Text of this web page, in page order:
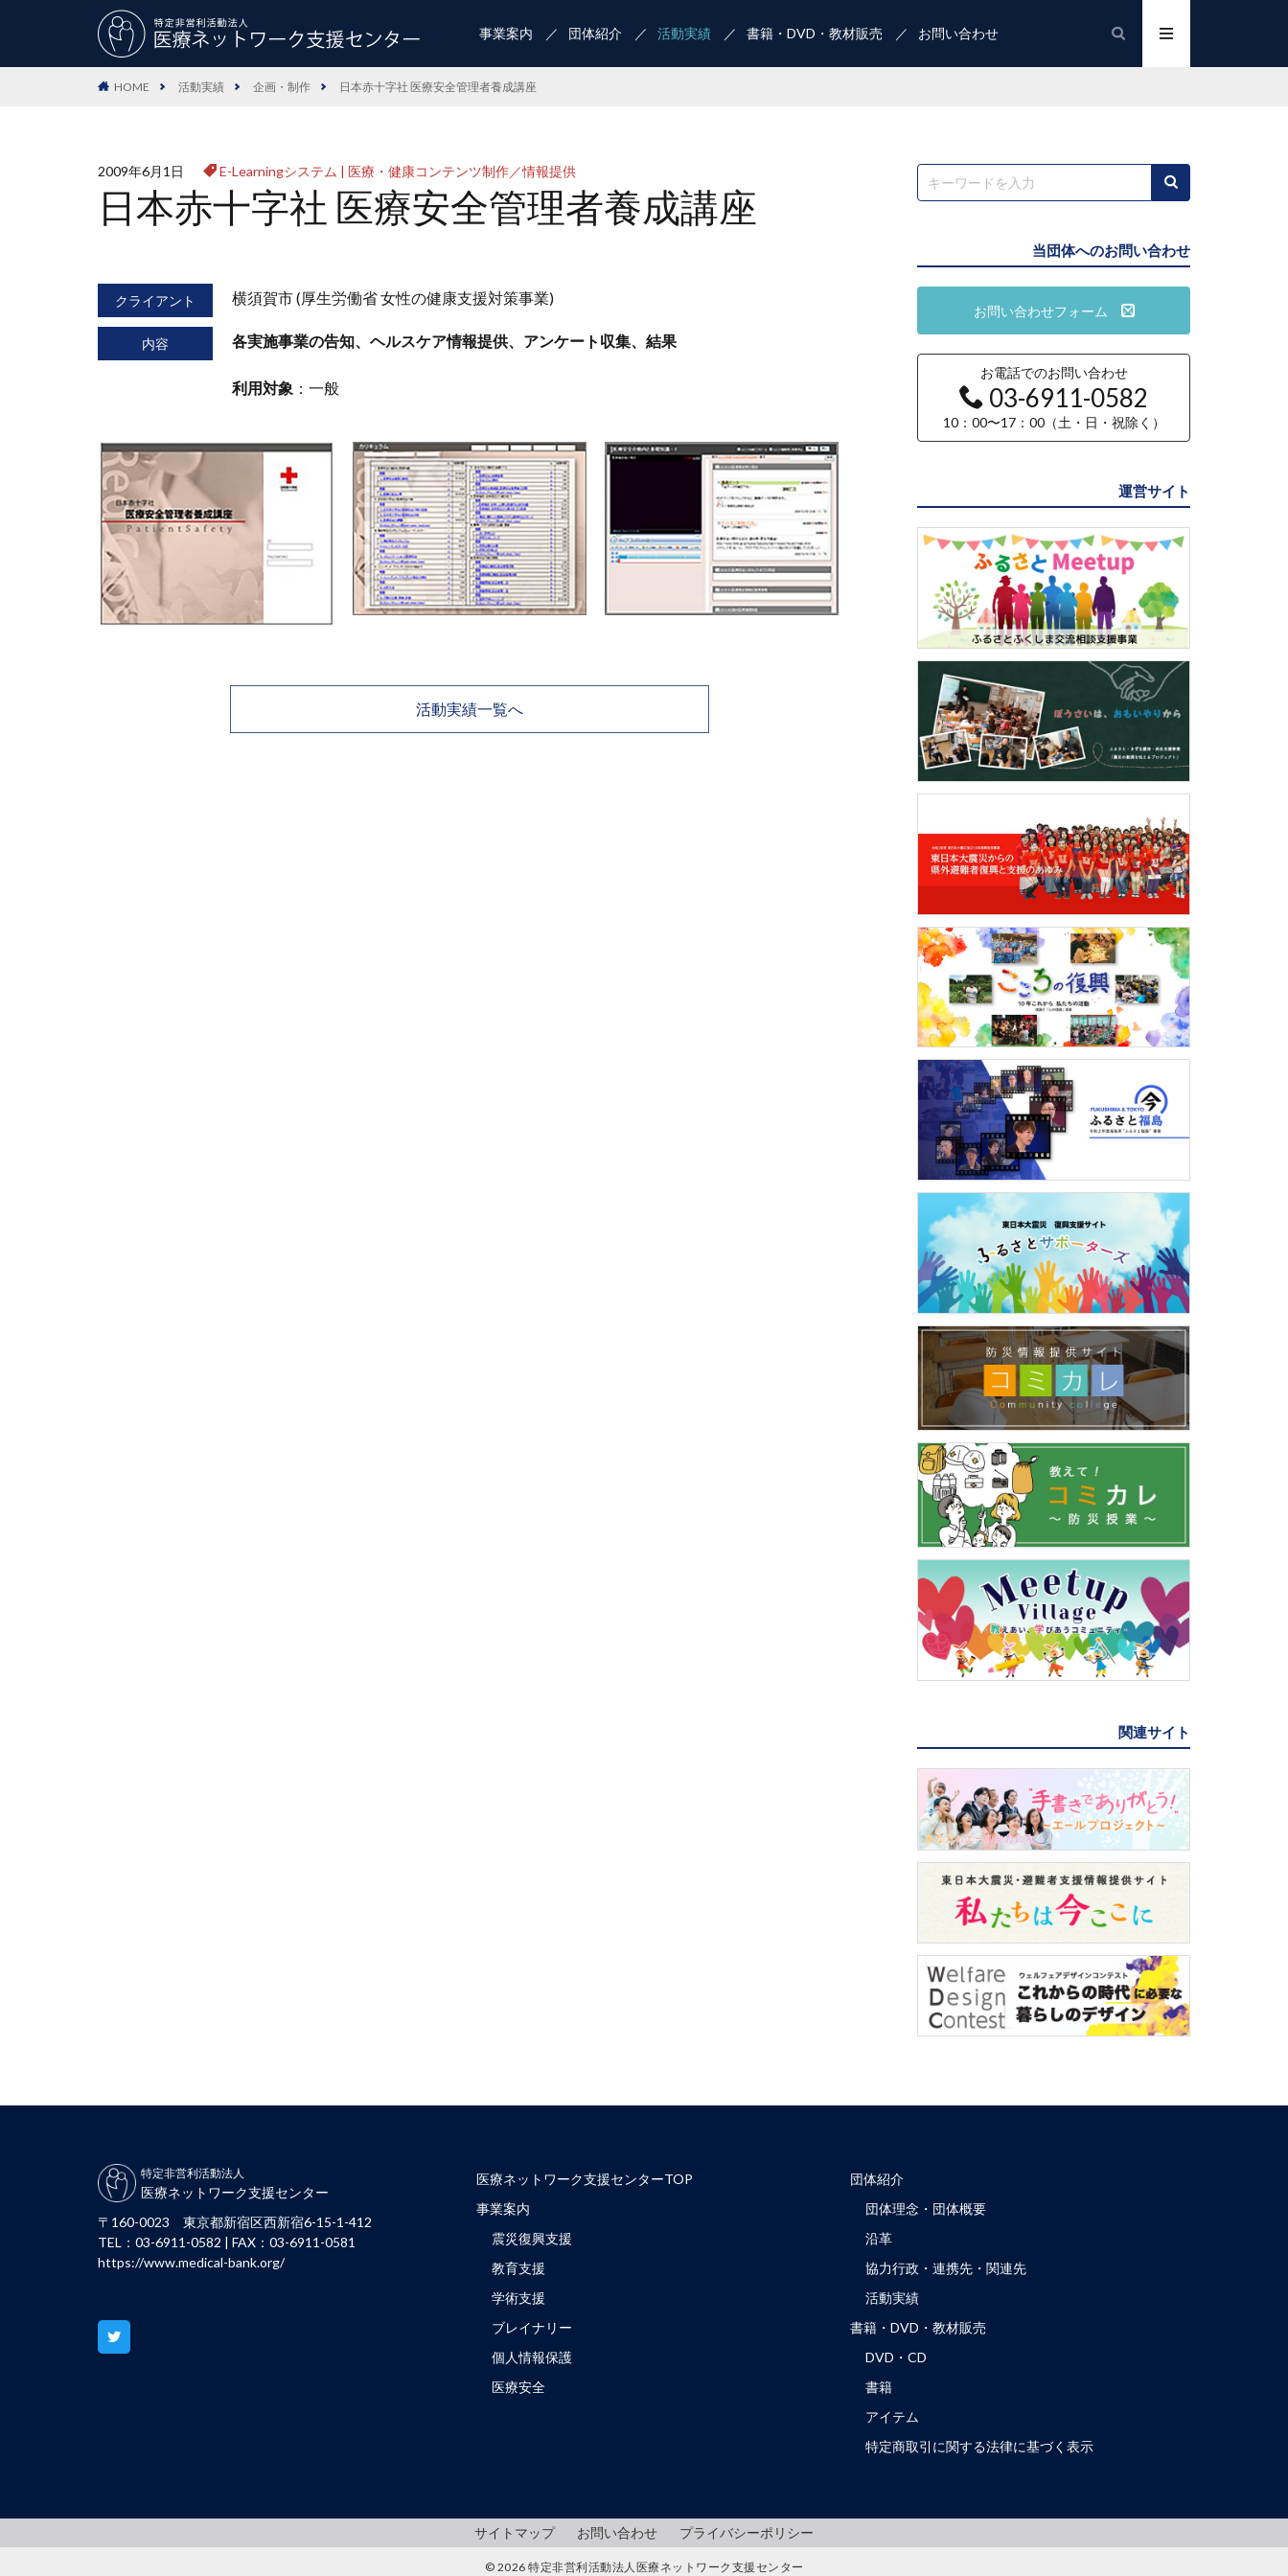
事業案内 団体紹介 活動実績 書籍・DVD・教材販売 お問い合わせ
HOME 活動実績 企画・制作 日本赤十字社 医療安全管理者養成講座
2009年6月1日 E-Learningシステム | 医療・健康コンテンツ制作／情報提供
日本赤十字社 医療安全管理者養成講座
クライアント 横須賀市 (厚生労働省 女性の健康支援対策事業)
内容 各実施事業の告知、ヘルスケア情報提供、アンケート収集、結果
利用対象 ：一般
活動実績一覧へ
当団体へのお問い合わせ
お問い合わせフォーム
お電話でのお問い合わせ
03-6911-0582
10：00〜17：00（土・日・祝除く）
運営サイト
関連サイト
特定非営利活動法人
医療ネットワーク支援センター
〒160-0023 東京都新宿区西新宿6-15-1-412
TEL：03-6911-0582 | FAX：03-6911-0581
https://www.medical-bank.org/
医療ネットワーク支援センターTOP
事業案内
震災復興支援
教育支援
学術支援
ブレイナリー
個人情報保護
医療安全
団体紹介
団体理念・団体概要
沿革
協力行政・連携先・関連先
活動実績
書籍・DVD・教材販売
DVD・CD
書籍
アイテム
特定商取引に関する法律に基づく表示
サイトマップ お問い合わせ プライバシーポリシー
© 2026 特定非営利活動法人医療ネットワーク支援センター